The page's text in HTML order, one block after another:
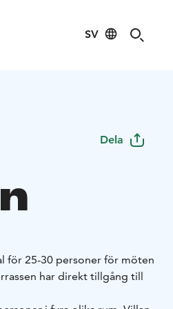
SV
Dela
för 25-30 personer för möten
har direkt tillgång till